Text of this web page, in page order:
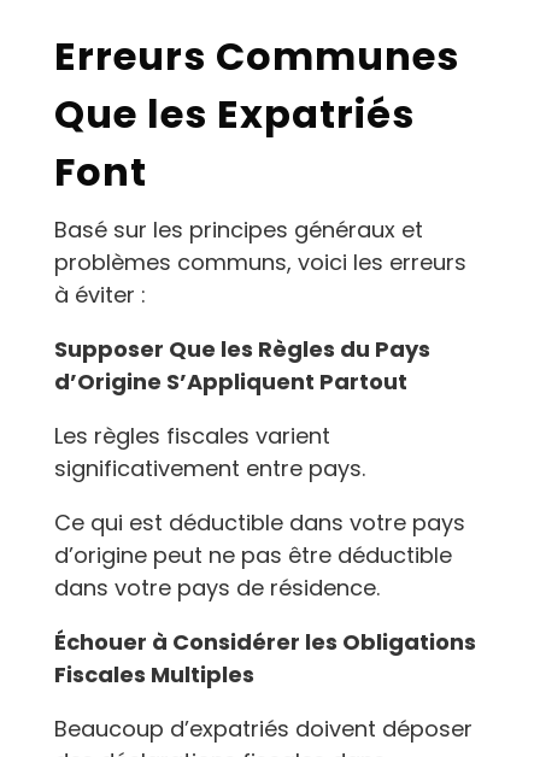
Erreurs Communes
Que les Expatriés
Font
Basé sur les principes généraux et
problèmes communs, voici les erreurs
à éviter :
Supposer Que les Règles du Pays
d’Origine S’Appliquent Partout
Les règles fiscales varient
significativement entre pays.
Ce qui est déductible dans votre pays
d’origine peut ne pas être déductible
dans votre pays de résidence.
Échouer à Considérer les Obligations
Fiscales Multiples
Beaucoup d’expatriés doivent déposer